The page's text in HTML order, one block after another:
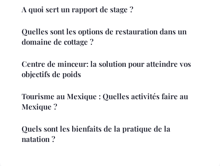
A quoi sert un rapport de stage ?
Quelles sont les options de restauration dans un
domaine de cottage ?
Centre de minceur: la solution pour atteindre vos
objectifs de poids
Tourisme au Mexique : Quelles activités faire au
Mexique ?
Quels sont les bienfaits de la pratique de la
natation ?